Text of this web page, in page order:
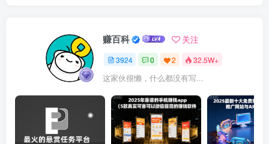
赚百科 关注
3924 0 2 32.5W+
这家伙很懒，什么都没有写...